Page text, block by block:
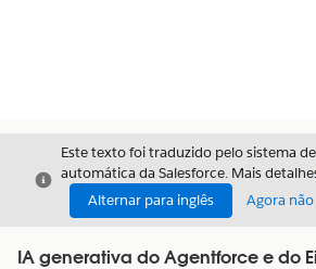
Fechar
Este texto foi traduzido pelo sistema
automática da Salesforce. Mais
Alternar para inglês
Agora não
IA generativa do Agentforce e do